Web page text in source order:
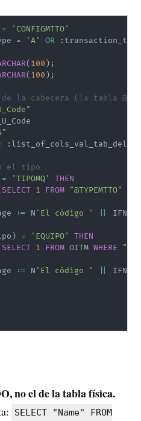
=
'CONFIGMTTO'
= 'A' OR
( 100 ) ;
( 100 ) ;
la cabecera (la tabla
:list_of_cols_val_tab_del
el tipo
= 'TIPOMQ'
THEN
SELECT 1 FROM "@TYPEMTTO"
:
= N 'El código '
) = 'EQUIPO'
THEN
SELECT 1 FROM OITM WHERE
:
= N 'El código '
no el de la tabla física.
SELECT "Name" FROM